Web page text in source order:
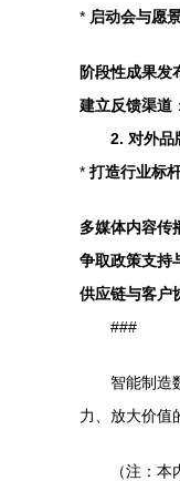
* 启动会与愿
阶段性成果发
建立反馈渠道
2. 对外品
* 打造行业标
多媒体内容传
争取政策支持
供应链与客户
###
智能制造
力、放大价值
（注：